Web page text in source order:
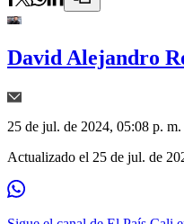
David Alejandro
25 de jul. de 2024, 05:08 p. m.
Actualizado el 25 de jul. de